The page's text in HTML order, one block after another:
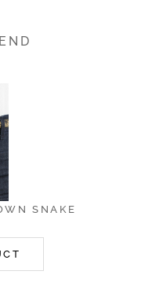
SNAKE